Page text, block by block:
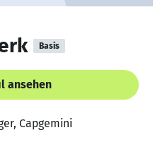
Basis
ansehen
Capgemini